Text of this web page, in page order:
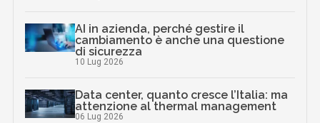
AI in azienda, perché gestire il
cambiamento è anche una questione
di sicurezza
10 Lug 2026
Data center, quanto cresce l’Italia: ma
attenzione al thermal management
06 Lug 2026